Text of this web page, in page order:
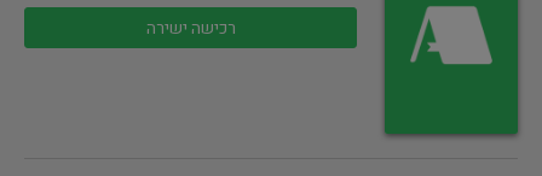
רכישה ישירה